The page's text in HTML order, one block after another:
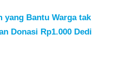
yang Bantu Warga tak
Donasi Rp1.000 Dedi